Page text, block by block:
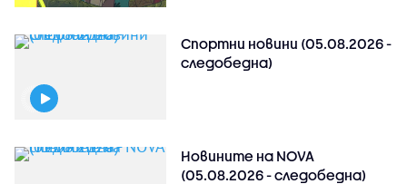
Спортни новини (05.08.2026 -
следобедна)
Новините на NOVA
(05.08.2026 - следобедна)